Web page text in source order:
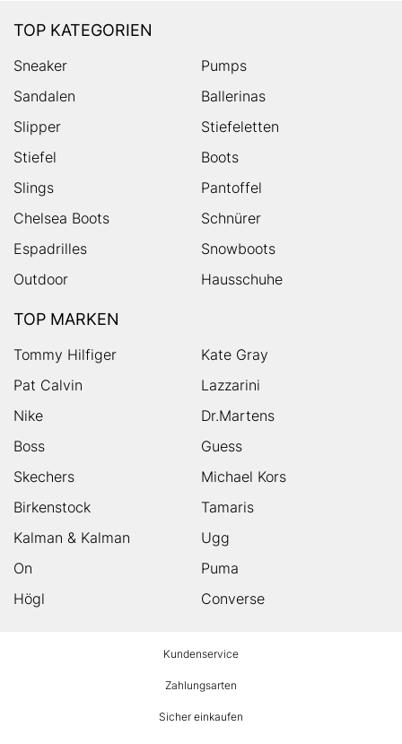
TOP KATEGORIEN
Sneaker
Pumps
Sandalen
Ballerinas
Slipper
Stiefeletten
Stiefel
Boots
Slings
Pantoffel
Chelsea Boots
Schnürer
Espadrilles
Snowboots
Outdoor
Hausschuhe
TOP MARKEN
Tommy Hilfiger
Kate Gray
Pat Calvin
Lazzarini
Nike
Dr.Martens
Boss
Guess
Skechers
Michael Kors
Birkenstock
Tamaris
Kalman & Kalman
Ugg
On
Puma
Högl
Converse
Kundenservice
Zahlungsarten
Sicher einkaufen